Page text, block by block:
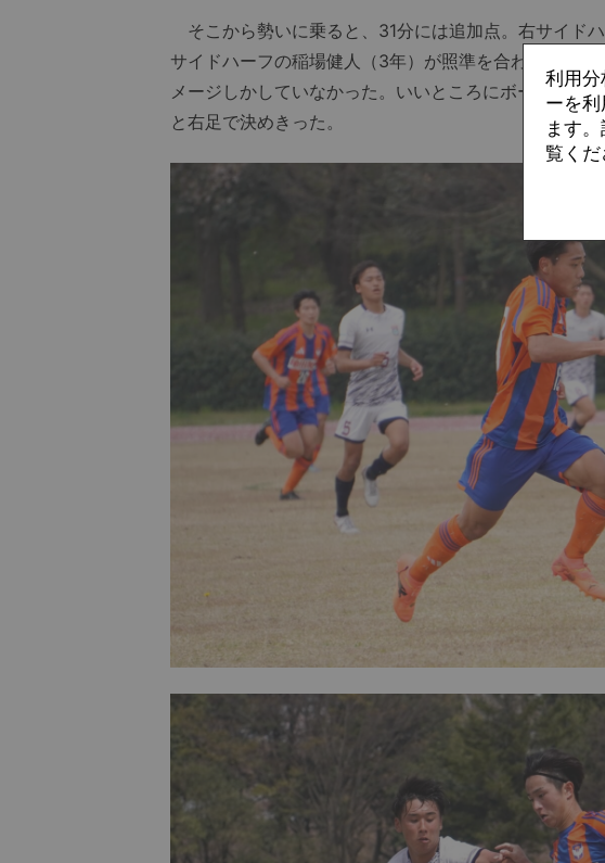
そこから勢いに乗ると、31分には追加点。右サイド
サイドハーフの稲場健人（3年）が照準を合わせる。稲
メージしかしていなかった。いいところにボールを置
と右足で決めきった。
利用分
ーを
ます
覧くだ